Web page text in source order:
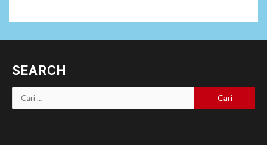
SEARCH
Cari
untuk: